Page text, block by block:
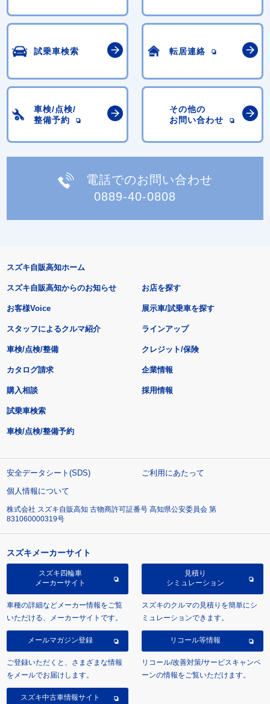
試乗車検索 転居連絡
車検/点検/
整備予約
その他の
お問い合わせ
電話でのお問い合わせ
0889-40-0808
スズキ自販高知ホーム
スズキ自販高知からのお知らせ
お客様Voice
スタッフによるクルマ紹介
お店を探す
展示車/試乗車を探す
ラインアップ
車検/点検/整備 クレジット/保険
カタログ請求
購入相談
試乗車検索
車検/点検/整備予約
企業情報
採用情報
安全データシート(SDS)
ご利用にあたって
個人情報について
株式会社 スズキ自販高知 古物商許可証番号 高知県公安委員会 第
831060000319号
スズキメーカーサイト
スズキ四輪車
メーカーサイト
車種の詳細などメーカー情報をご覧
いただける、メーカーサイトです。
見積り
シミュレーション
スズキのクルマの見積りを簡単にシ
ミュレーションできます。
メールマガジン登録
ご登録いただくと、さまざまな情報
をメールでお届けします。
リコール等情報
リコール/改善対策/サービスキャンペ
ーンの情報をご覧いただけます。
スズキ中古車情報サイト